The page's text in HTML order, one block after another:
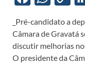
e
b
o
at
s
A
p
y
Li
_Pré-candidato a
Câmara de Gravatá
discutir melhorias
O presidente da